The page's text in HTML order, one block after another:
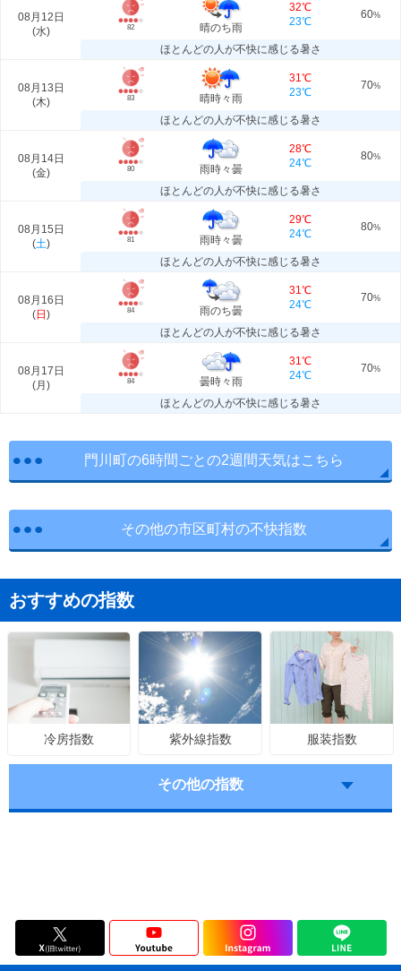
08月12日
(水) 82 晴のち雨
32℃
23℃
60%
ほとんどの人が不快に感じる暑さ
08月13日
(木) 83 晴時々雨
31℃
23℃
70%
ほとんどの人が不快に感じる暑さ
08月14日
(金) 80 雨時々曇
28℃
24℃
80%
ほとんどの人が不快に感じる暑さ
08月15日
(土) 81 雨時々曇
29℃
24℃
80%
ほとんどの人が不快に感じる暑さ
08月16日
(日 ) 84 雨のち曇
31℃
24℃
70%
ほとんどの人が不快に感じる暑さ
08月17日
(月 ) 84 曇時々雨
31℃
24℃
70%
ほとんどの人が不快に感じる暑さ
門川町の6時間ごとの2週間天気はこちら
その他の市区町村の不快指数
おすすめの指数
冷房指数 紫外線指数 服装指数
その他の指数